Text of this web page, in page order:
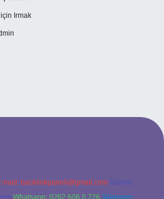
için Irmak
mail: backlinkpaneli@gmail.com Teams:
Whatsapp: 0262 606 0 726 Telegram: